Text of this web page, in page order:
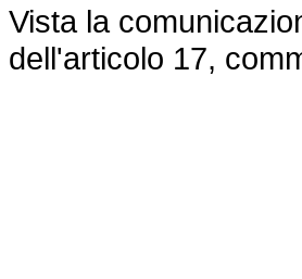
Vista la
dell'articolo 17,